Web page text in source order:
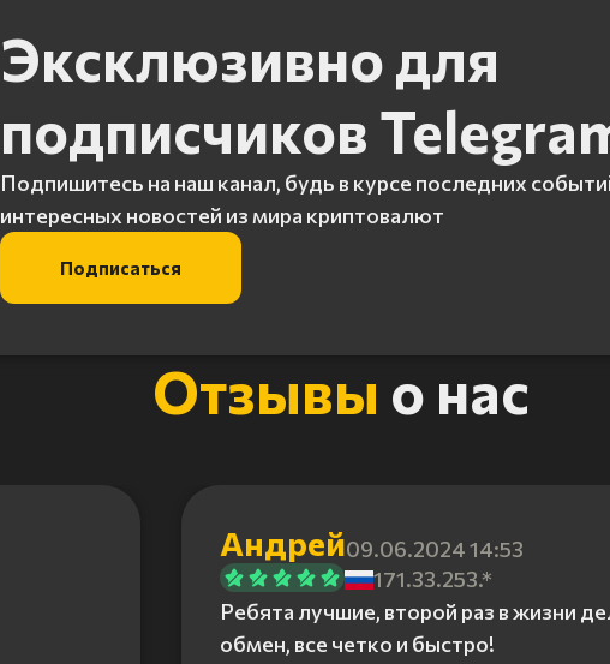
Эксклюзивно для
подписчиков
Подпишитесь на наш канал, будь в курсе последних
интересных новостей из мира криптовалют
Подписаться
Отзывы о нас
Андрей09.06.2024 14:53
171.33.253.*
Ребята лучшие, второй раз в жизни
обмен, все четко и быстро!